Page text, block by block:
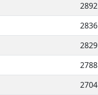
2892
2836
2829
2788
2704